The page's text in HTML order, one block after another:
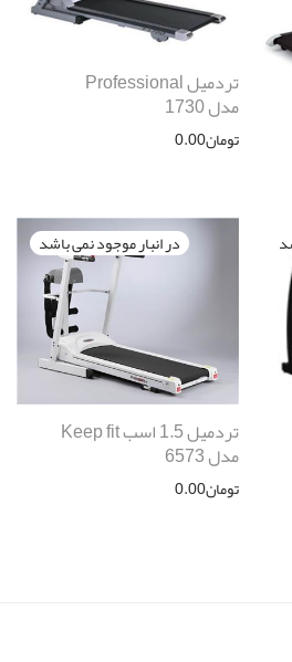
تردمیل Professional
مدل 1730
تومان0.00
تردمیل 1.5 اسب Keep fit
مدل 6573
تومان0.00